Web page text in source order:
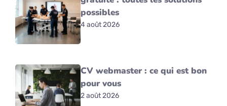
possibles
4 août 2026
CV webmaster : ce qui est bon
pour vous
2 août 2026